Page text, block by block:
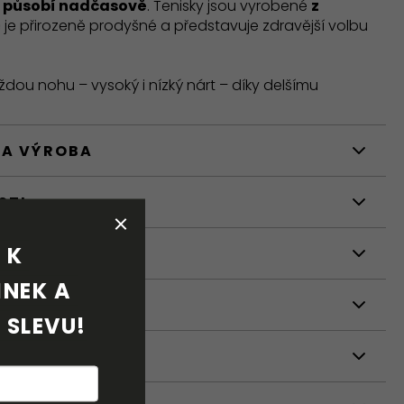
nadčasově. Tenisky jsou vyrobené z
je přirozeně prodyšné a představuje zdravější volbu
nohu – vysoký i nízký nárt – díky delšímu
VÝROBA
K
A